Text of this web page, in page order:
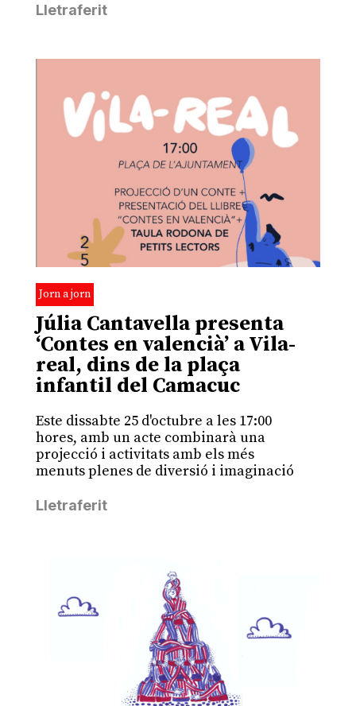
Lletraferit
Jorn a jorn
Júlia Cantavella presenta
‘Contes en valencià’ a Vila-
real, dins de la plaça
infantil del Camacuc
Este dissabte 25 d'octubre a les 17:00
hores, amb un acte combinarà una
projecció i activitats amb els més
menuts plenes de diversió i imaginació
Lletraferit